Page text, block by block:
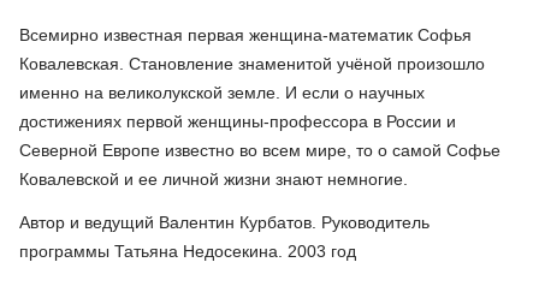
Всемирно известная первая женщина-математик Софья
Ковалевская. Становление знаменитой учёной произошло
именно на великолукской земле. И если о научных
достижениях первой женщины-профессора в России и
Северной Европе известно во всем мире, то о самой Софье
Ковалевской и ее личной жизни знают немногие.
Автор и ведущий Валентин Курбатов. Руководитель
программы Татьяна Недосекина. 2003 год